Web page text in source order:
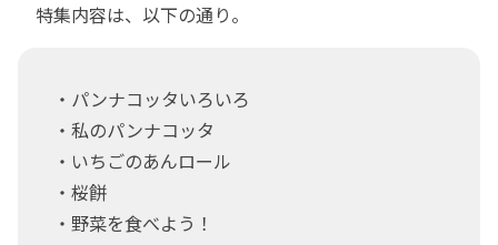
特集内容は、以下の通り。
・パンナコッタいろいろ
・私のパンナコッタ
・いちごのあんロール
・桜餅
・野菜を食べよう！